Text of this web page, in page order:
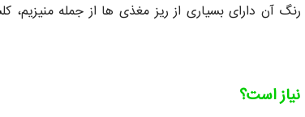
آن دارای بسیاری از ریز مغذی ها از جمله
است؟